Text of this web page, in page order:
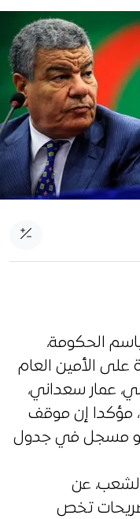
الحكومة،
على الأمين العام
عمار سعداني،
مؤكدا إن موقف
هو مسجل في جدول
عن
تخص